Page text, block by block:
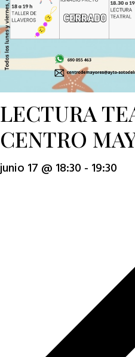
LECTURA
CENTRO
junio 17 @ 18:30 - 19:30